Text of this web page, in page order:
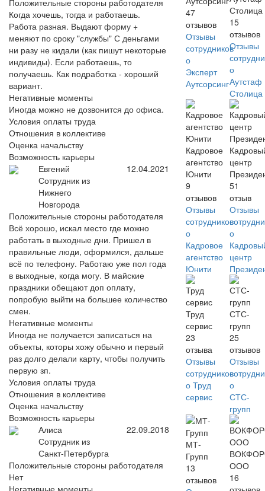
Положительные стороны работодателя
Когда хочешь, тогда и работаешь.
Работа разная. Выдают форму +
меняют по сроку "службы" С деньгами
ни разу не кидали (как пишут некоторые
индивиды). Если работаешь, то
получаешь. Как подработка - хороший
вариант.
Негативные моменты
Иногда можно не дозвонится до офиса.
Условия оплаты труда
Отношения в коллективе
Оценка начальству
Возможность карьеры
Евгений
Сотрудник из
Нижнего
Новгорода
12.04.2021
Положительные стороны работодателя
Всё хорошо, искал место где можно
работать в выходные дни. Пришел в
правильные люди, оформился, дальше
всё по телефону. Работаю уже пол года
в выходные, когда могу. В майские
праздники обещают доп оплату,
попробую выйти на большее количество
смен.
Негативные моменты
Иногда не получается записаться на
объекты, которы хожу обычно и первый
раз долго делали карту, чтобы получить
первую зп.
Условия оплаты труда
Отношения в коллективе
Оценка начальству
Возможность карьеры
Алиса
Сотрудник из
Санкт-Петербурга
22.09.2018
Положительные стороны работодателя
Нет
Негативные моменты
47
отзывов
Отзывы
сотрудников
о
Эксперт
Аутсорсинг
Столица
15
отзывов
Отзывы
о
Аутстаф
Столица
Кадровое
агентство
Юнити
9
отзывов
Отзывы
сотрудников
о
Кадровое
агентство
Юнити
центр
51
отзыв
Отзывы
о
центр
Труд
сервис
23
отзыва
Отзывы
сотрудников
о Труд
сервис
СТС-
групп
25
отзывов
Отзывы
о
СТС-
групп
МТ-
Групп
13
отзывов
ООО
16